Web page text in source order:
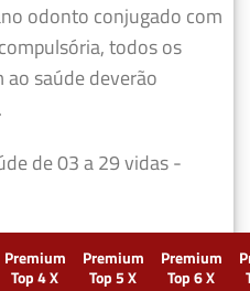
odonto conjugado com
todos os
saúde deverão
de 03 a 29 vidas -
Premium
Top 4 X
Premium
Top 5 X
Premium
Top 6 X